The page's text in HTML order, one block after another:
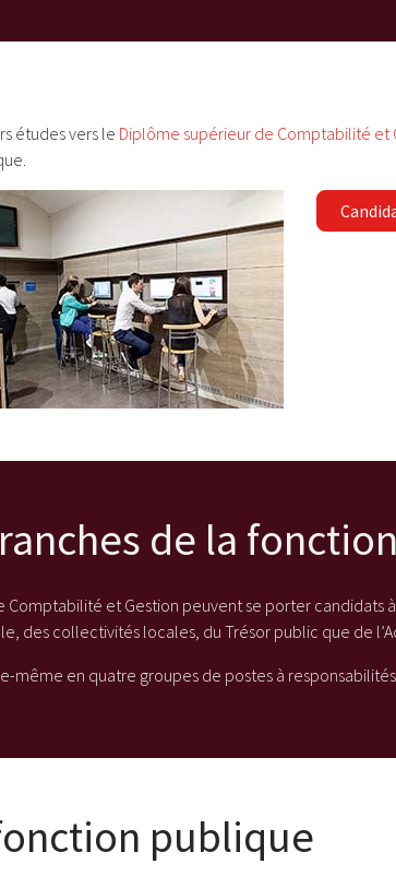
études vers le Diplôme supérieur de Comptabilité et
de la
et Gestion peuvent se porter candidats
des collectivités locales, du Trésor public que de
en quatre groupes de postes à responsabilités
publique